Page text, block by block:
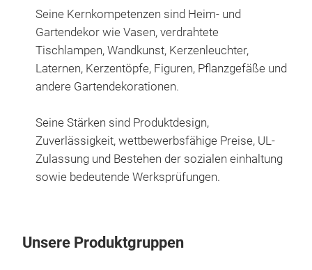
Seine Kernkompetenzen sind Heim- und
Gartendekor wie Vasen, verdrahtete
Tischlampen, Wandkunst, Kerzenleuchter,
Laternen, Kerzentöpfe, Figuren, Pflanzgefäße und
andere Gartendekorationen.
Seine Stärken sind Produktdesign,
Zuverlässigkeit, wettbewerbsfähige Preise, UL-
Zulassung und Bestehen der sozialen einhaltung
sowie bedeutende Werksprüfungen.
Unsere Produktgruppen